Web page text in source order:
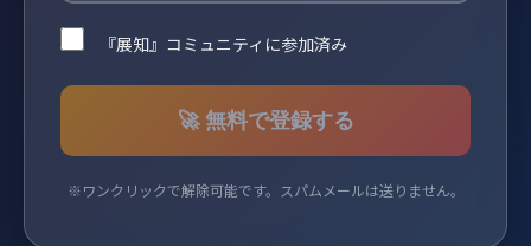
『展知』コミュニティに参加済み
🚀 無料で登録する
※ワンクリックで解除可能です。スパムメールは送りません。